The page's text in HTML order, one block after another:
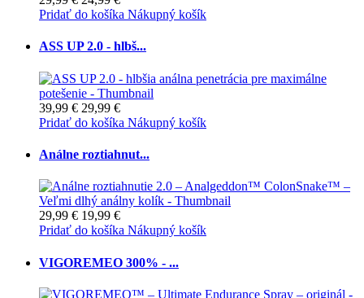
Pridať do košíka Nákupný košík
ASS UP 2.0 - hlbš...
39,99 € 29,99 €
Pridať do košíka Nákupný košík
Análne roztiahnut...
29,99 € 19,99 €
Pridať do košíka Nákupný košík
VIGOREMEO 300% - ...